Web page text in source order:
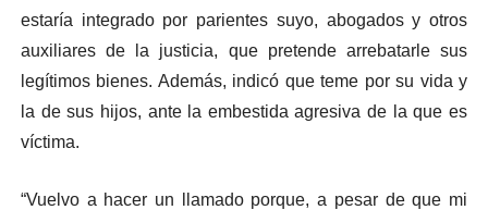
estaría integrado por parientes suyo, abogados y otros
auxiliares de la justicia, que pretende arrebatarle sus
legítimos bienes. Además, indicó que teme por su vida y
la de sus hijos, ante la embestida agresiva de la que es
víctima.
“Vuelvo a hacer un llamado porque, a pesar de que mi